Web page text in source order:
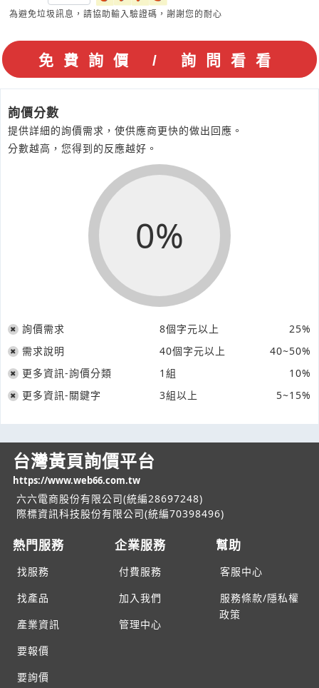
為避免垃圾訊息，請協助輸入驗證碼，謝謝您的耐心
詢價分數
提供詳細的詢價需求，使供應商更快的做出回應。
分數越高，您得到的反應越好。
0%
詢價需求 8個字元以上
25%
需求說明
40個字元以上
40~50%
更多資訊-詢價分類
1組
10%
更多資訊-關鍵字
3組以上 5~15%
台灣黃頁詢價平台
https://www.web66.com.tw
六六電商股份有限公司(統編28697248)
際標資訊科技股份有限公司(統編70398496)
熱門服務
找服務
找產品
產業資訊
要報價
要詢價
企業服務
付費服務
加入我們
管理中心
幫助
客服中心
服務條款/隱私權
政策